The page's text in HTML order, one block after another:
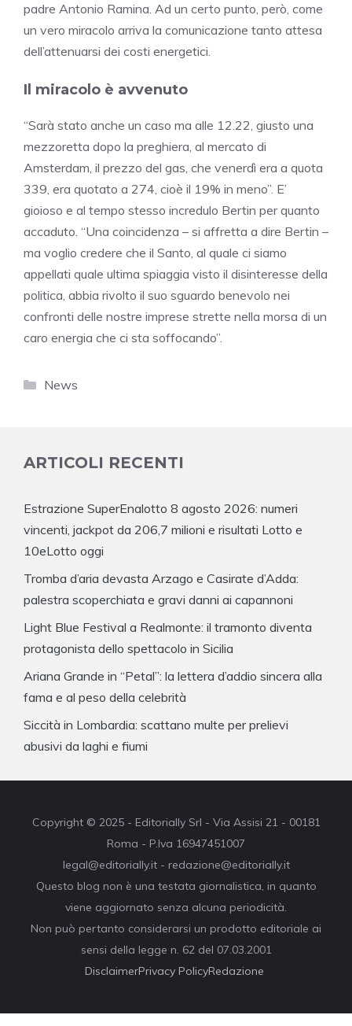
padre Antonio Ramina. Ad un certo punto, però, come
un vero miracolo arriva la comunicazione tanto attesa
dell’attenuarsi dei costi energetici.
Il miracolo è avvenuto
“Sarà stato anche un caso ma alle 12.22, giusto una
mezzoretta dopo la preghiera, al mercato di
Amsterdam, il prezzo del gas, che venerdì era a quota
339, era quotato a 274, cioè il 19% in meno”. E’
gioioso e al tempo stesso incredulo Bertin per quanto
accaduto. “Una coincidenza – si affretta a dire Bertin –
ma voglio credere che il Santo, al quale ci siamo
appellati quale ultima spiaggia visto il disinteresse della
politica, abbia rivolto il suo sguardo benevolo nei
confronti delle nostre imprese strette nella morsa di un
caro energia che ci sta soffocando”.
Categorie
News
ARTICOLI RECENTI
Estrazione SuperEnalotto 8 agosto 2026: numeri
vincenti, jackpot da 206,7 milioni e risultati Lotto e
10eLotto oggi
Tromba d’aria devasta Arzago e Casirate d’Adda:
palestra scoperchiata e gravi danni ai capannoni
Light Blue Festival a Realmonte: il tramonto diventa
protagonista dello spettacolo in Sicilia
Ariana Grande in “Petal”: la lettera d’addio sincera alla
fama e al peso della celebrità
Siccità in Lombardia: scattano multe per prelievi
abusivi da laghi e fiumi
Copyright © 2025 - Editorially Srl - Via Assisi 21 - 00181
Roma - P.Iva 16947451007
legal@editorially.it - redazione@editorially.it
Questo blog non è una testata giornalistica, in quanto
viene aggiornato senza alcuna periodicità.
Non può pertanto considerarsi un prodotto editoriale ai
sensi della legge n. 62 del 07.03.2001
DisclaimerPrivacy PolicyRedazione